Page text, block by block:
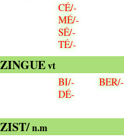
CÉ/-
MÉ/-
SÉ/-
TÉ/-
ZINGUEvt
BI/-
DÉ-
BER/-
ZIST/n.m